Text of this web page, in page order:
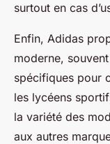
surtout en cas
Enfin, Adidas
moderne,
spécifiques pour
les lycéens
la variété des
aux autres